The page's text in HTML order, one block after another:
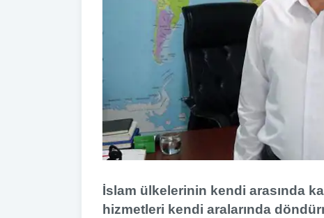
İslam ülkelerinin kendi arasında
hizmetleri kendi aralarında